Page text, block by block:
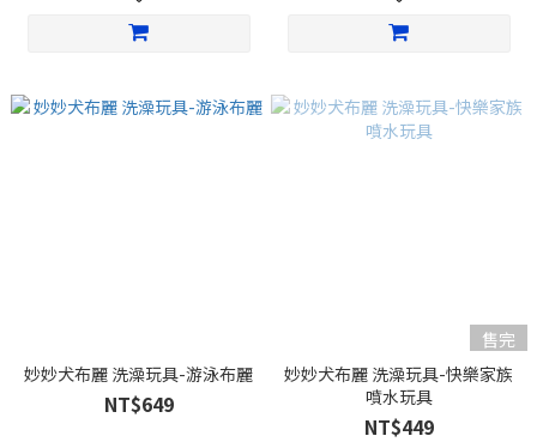
妙妙犬布麗 洗澡玩具-游泳布麗
NT$649
售完
妙妙犬布麗 洗澡玩具-快樂家族
噴水玩具
NT$449